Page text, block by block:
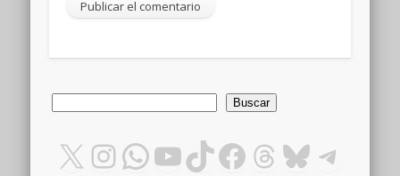
Buscar
X Instagram
WhatsApp
YouTube
TikTok
Facebook
Threads
Bluesky